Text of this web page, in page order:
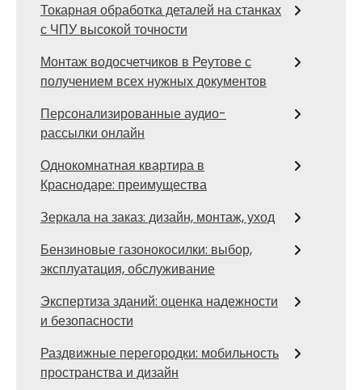
Токарная обработка деталей на станках
с ЧПУ высокой точности
Монтаж водосчетчиков в Реутове с
получением всех нужных документов
Персонализированные аудио-
рассылки онлайн
Однокомнатная квартира в
Краснодаре: преимущества
Зеркала на заказ: дизайн, монтаж, уход
Бензиновые газонокосилки: выбор,
эксплуатация, обслуживание
Экспертиза зданий: оценка надежности
и безопасности
Раздвижные перегородки: мобильность
пространства и дизайн